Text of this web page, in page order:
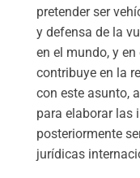
pretender ser
y defensa de la
en el mundo, y en
contribuye en la
con este asunto,
para elaborar las
posteriormente
jurídicas